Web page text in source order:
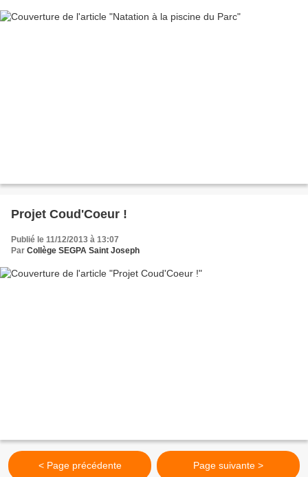
Projet Coud'Coeur !
Publié le 11/12/2013 à 13:07
Par Collège SEGPA Saint Joseph
< Page précédente Page suivante >